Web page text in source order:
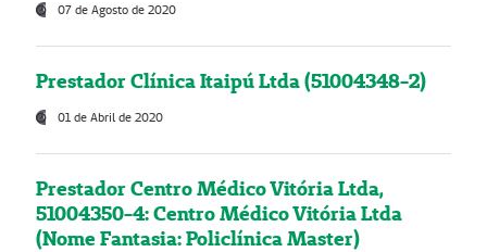
07 de Agosto de 2020
Prestador Clínica Itaipú Ltda (51004348-2)
01 de Abril de 2020
Prestador Centro Médico Vitória Ltda,
51004350-4: Centro Médico Vitória Ltda
(Nome Fantasia: Policlínica Master)